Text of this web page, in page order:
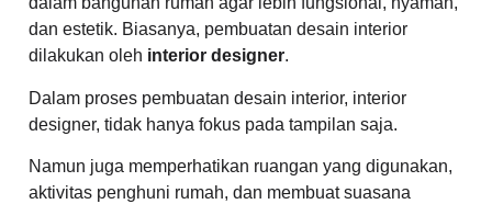
dan estetik. Biasanya, pembuatan desain interior
dilakukan oleh interior designer.
Dalam proses pembuatan desain interior, interior
designer, tidak hanya fokus pada tampilan saja.
Namun juga memperhatikan ruangan yang digunakan,
aktivitas penghuni rumah, dan membuat suasana